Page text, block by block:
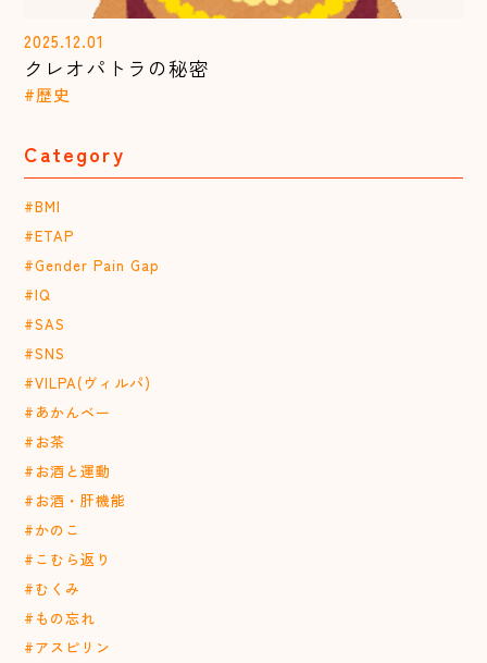
2025.12.01
クレオパトラの秘密
#歴史
Category
#BMI
#ETAP
#Gender Pain Gap
#IQ
#SAS
#SNS
#VILPA(ヴィルパ)
#あかんベー
#お茶
#お酒と運動
#お酒・肝機能
#かのこ
#こむら返り
#むくみ
#もの忘れ
#アスピリン